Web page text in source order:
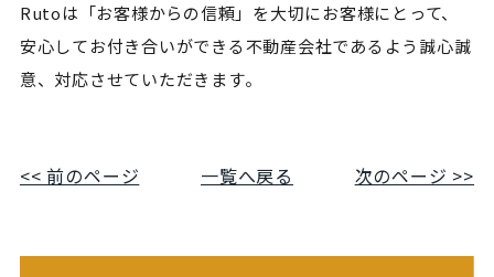
Rutoは「お客様からの信頼」を大切にお客様にとって、
安心してお付き合いができる不動産会社であるよう誠心誠
意、対応させていただきます。
<< 前のページ 一覧へ戻る 次のページ >>